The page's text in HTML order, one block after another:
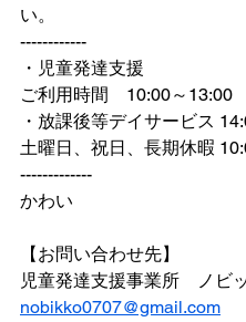
い。
------------
・児童発達支援
ご利用時間　10:00～13:00
・放課後等デイサービス
土曜日、祝日、長期休暇
-------------
かわい
【お問い合わせ先】
児童発達支援事業所　ノビ
nobikko0707@gmail.com